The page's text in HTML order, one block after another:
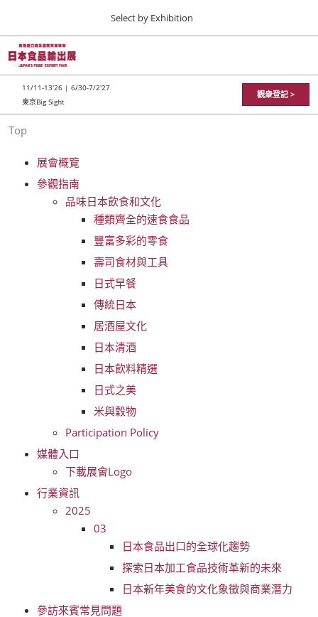
轉
至
容
to
close
the
Select by Exhibition
11 11, 2026
東京ビッグサイト / Tokyo Big Sight
全
航
11/11-13'26 | 6/30-7/2'27
東京Big Sight
觀衆登記 >
Top
展會概覽
參觀指南
品味日本飲食和文化
種類齊全的速食食品
豐富多彩的零食
壽司食材與工具
日式早餐
傳統日本
居酒屋文化
日本清酒
日本飲料精選
日式之美
米與穀物
Participation Policy
媒體入口
下載展會Logo
行業資訊
2025
03
日本食品出口的全球化趨勢
探索日本加工食品技術革新的未來
日本新年美食的文化象徵與商業潛力
參訪來賓常見問題